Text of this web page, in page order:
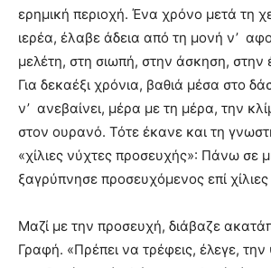
ερημική περιοχή. Ένα χρόνο μετά τη
ιερέα, έλαβε άδεια από τη μονή ν’
μελέτη, στη σιωπή, στην άσκηση, στην
Για δεκαέξι χρόνια, βαθιά μέσα στο
ν’ ανεβαίνει, μέρα με τη μέρα, την
στον ουρανό. Τότε έκανε και τη
«χίλιες νύχτες προσευχής»: Πάνω σε
ξαγρύπνησε προσευχόμενος επί
Μαζί με την προσευχή, διάβαζε
Γραφή. «Πρέπει να τρέφεις, έλεγε,